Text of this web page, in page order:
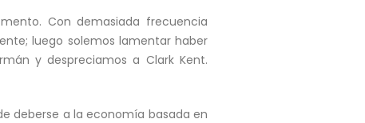
Con demasiada frecuencia
luego solemos lamentar haber
y despreciamos a Clark Kent.
deberse a la economía basada en